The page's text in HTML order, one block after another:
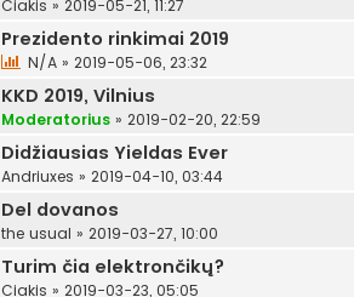
Ciakis » 2019-05-21, 11:27
Prezidento rinkimai 2019
N/A » 2019-05-06, 23:32
KKD 2019, Vilnius
Moderatorius » 2019-02-20, 22:59
Didžiausias Yieldas Ever
Andriuxes » 2019-04-10, 03:44
Del dovanos
the usual » 2019-03-27, 10:00
Turim čia elektrončikų?
Ciakis » 2019-03-23, 05:05